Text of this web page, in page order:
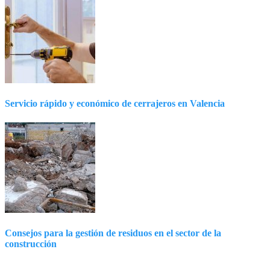
Servicio rápido y económico de cerrajeros en Valencia
Consejos para la gestión de residuos en el sector de la
construcción